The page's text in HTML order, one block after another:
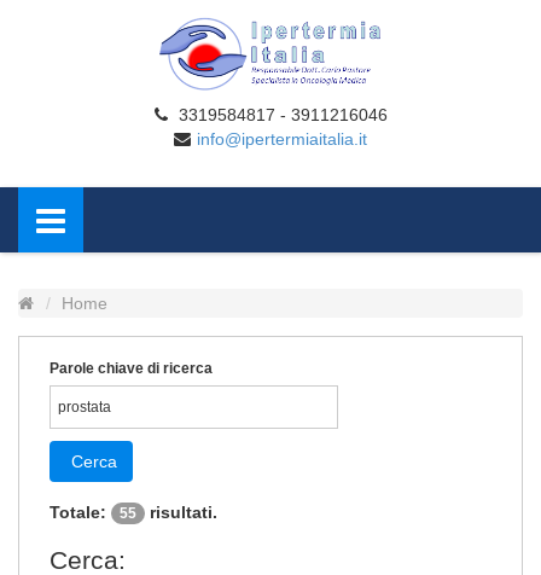
3319584817 - 3911216046
info@ipertermiaitalia.it
Home
Parole chiave di ricerca
Cerca
Totale: 55 risultati.
Cerca: